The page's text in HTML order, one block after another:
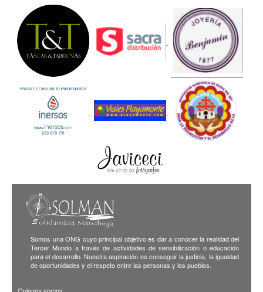
Somos una ONG cuyo principal objetivo es dar a conocer la realidad del
Tercer Mundo a través de actividades de sensibilización o educación
para el desarrollo. Nuestra aspiración es conseguir la justicia, la igualdad
de oportunidades y el respeto entre las personas y los pueblos.
Quienes somos